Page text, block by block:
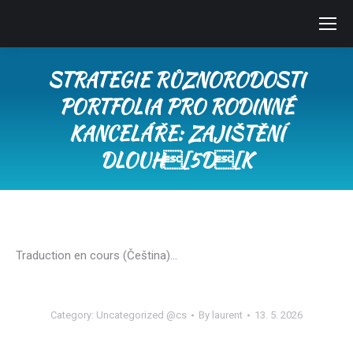
STRATEGIE RŮZNORODOSTI
PORTFOLIA PRO RODINNÉ
KANCELÁŘE: ZAJIŠTĚNÍ
DLOUH[5D[K
Traduction en cours (Čeština)…
Category: Uncategorized @cs By laurent 13. 5. 2026